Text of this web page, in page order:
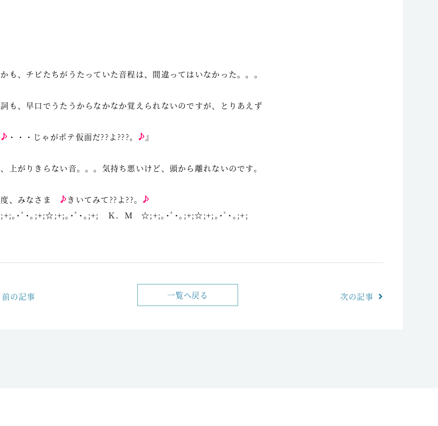
も、チビたちがうたっていた音程は、間違ってはいなかった。。。
も、早口でうたうからなかなか覚えられないのですが、とりあえず
・・・じゃがポテ仮面だ??よ???。 』
上がりきらない音。。。気持ち悪いけど、頭から離れないのです。
、みなさま
きいてみて??よ??。
｡･ﾟ･｡;+;☆;+;｡･ﾟ･｡;+; Ｋ．Ｍ ☆;+;｡･ﾟ･｡;+;☆;+;｡･ﾟ･｡;+;
前の記事 一覧へ戻る 次の記事